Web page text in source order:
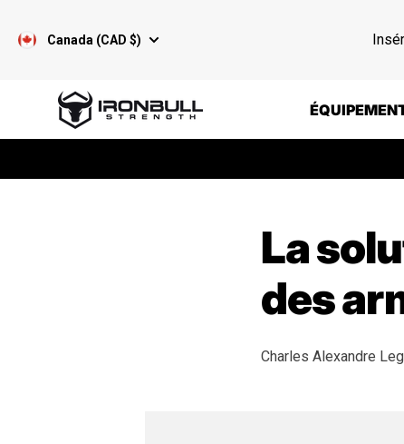
Canada (CAD $)
Iron Bull Strength - CAN
La
des
Charles Alexandre